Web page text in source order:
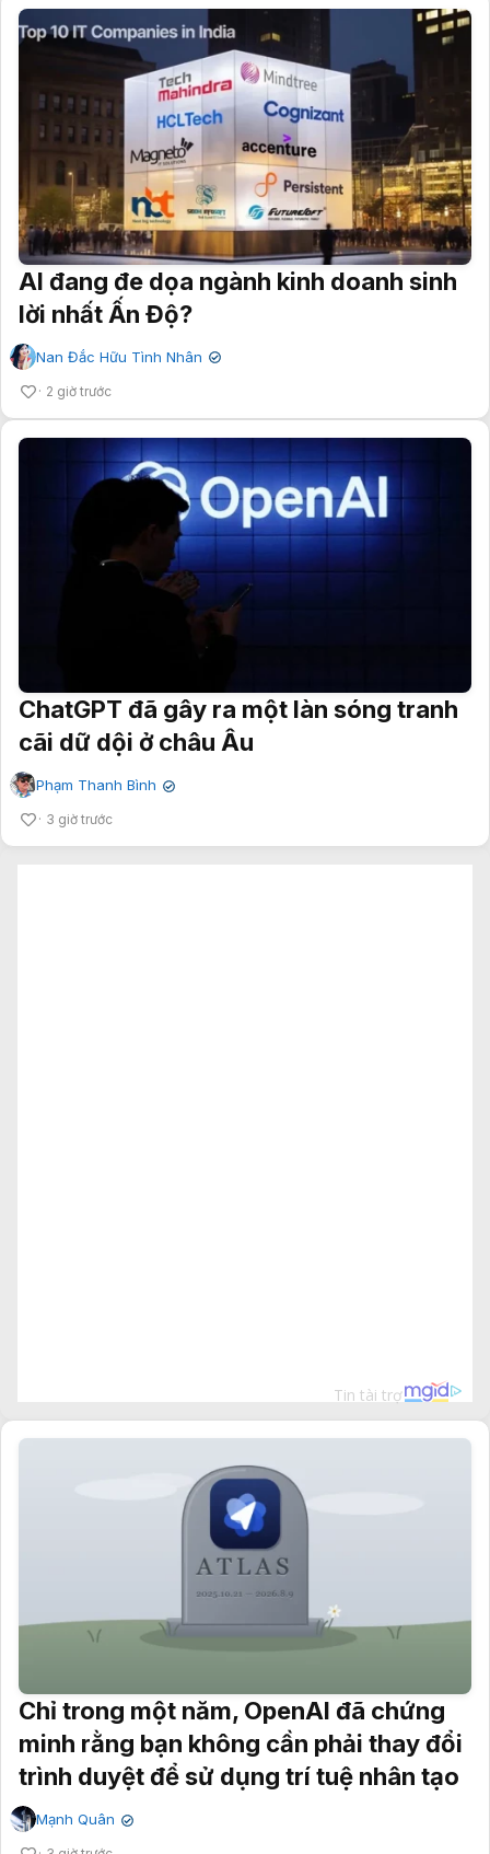
AI đang đe dọa ngành kinh doanh sinh
lời nhất Ấn Độ?
Nan Đắc Hữu Tình Nhân ✔
2 giờ trước
ChatGPT đã gây ra một làn sóng tranh
cãi dữ dội ở châu Âu
Phạm Thanh Bình ✔
3 giờ trước
Chỉ trong một năm, OpenAI đã chứng
minh rằng bạn không cần phải thay đổi
trình duyệt để sử dụng trí tuệ nhân tạo
Mạnh Quân ✔